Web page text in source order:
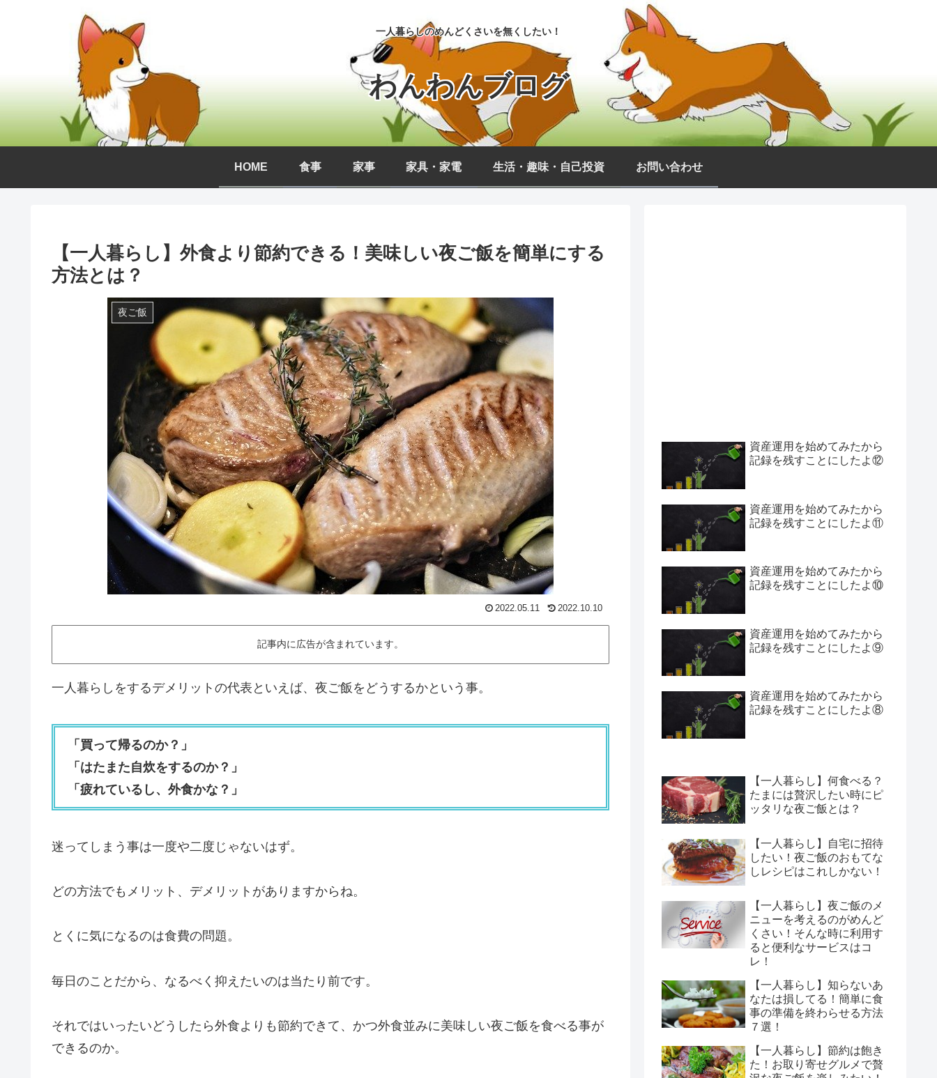
一人暮らしのめんどくさいを無くしたい！
わんわんブログ
HOME 食事 家事 家具・家電 生活・趣味・自己投資 お問い合わせ
【一人暮らし】外食より節約できる！美味しい夜ご飯を簡単にする
方法とは？
夜ご飯
2022.05.11 2022.10.10
記事内に広告が含まれています。
一人暮らしをするデメリットの代表といえば、夜ご飯をどうするかという事。
「買って帰るのか？」
「はたまた自炊をするのか？」
「疲れているし、外食かな？」
迷ってしまう事は一度や二度じゃないはず。
どの方法でもメリット、デメリットがありますからね。
とくに気になるのは食費の問題。
毎日のことだから、なるべく抑えたいのは当たり前です。
それではいったいどうしたら外食よりも節約できて、かつ外食並みに美味しい夜ご飯を食べる事が
できるのか。
資産運用を始めてみたから
記録を残すことにしたよ⑫
資産運用を始めてみたから
記録を残すことにしたよ⑪
資産運用を始めてみたから
記録を残すことにしたよ⑩
資産運用を始めてみたから
記録を残すことにしたよ⑨
資産運用を始めてみたから
記録を残すことにしたよ⑧
【一人暮らし】何食べる？
たまには贅沢したい時にピ
ッタリな夜ご飯とは？
【一人暮らし】自宅に招待
したい！夜ご飯のおもてな
しレシピはこれしかない！
【一人暮らし】夜ご飯のメ
ニューを考えるのがめんど
くさい！そんな時に利用す
ると便利なサービスはコ
レ！
【一人暮らし】知らないあ
なたは損してる！簡単に食
事の準備を終わらせる方法
７選！
【一人暮らし】節約は飽き
た！お取り寄せグルメで贅